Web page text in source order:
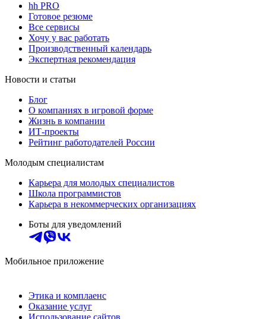
hh PRO
Готовое резюме
Все сервисы
Хочу у вас работать
Производственный календарь
Экспертная рекомендация
Новости и статьи
Блог
О компаниях в игровой форме
Жизнь в компании
ИТ-проекты
Рейтинг работодателей России
Молодым специалистам
Карьера для молодых специалистов
Школа программистов
Карьера в некоммерческих организациях
Боты для уведомлений
Мобильное приложение
Этика и комплаенс
Оказание услуг